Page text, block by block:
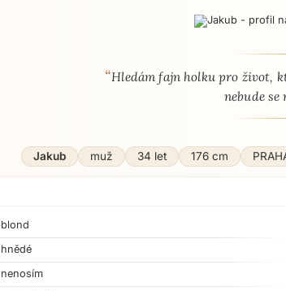
O mně - seznamka profil
“Hledám fajn holku pro život,
nebude
Jakub muž 34 let 176 cm
blond
hnědé
nenosím